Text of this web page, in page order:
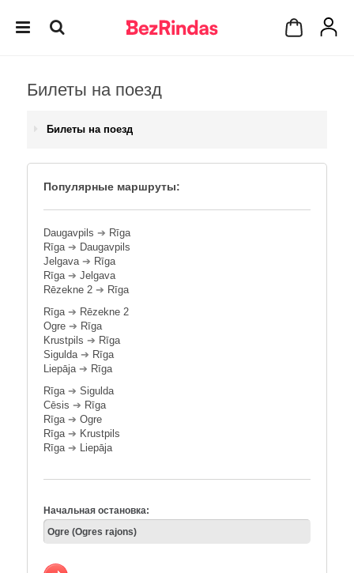
Билеты на поезд
Билеты на поезд
Популярные маршруты:
Daugavpils ➔ Rīga
Rīga➔ Daugavpils
Jelgava➔ Rīga
Rīga➔ Jelgava
Rēzekne 2 ➔ Rīga
Rīga➔ Rēzekne 2
Ogre ➔ Rīga
Krustpils ➔ Rīga
Sigulda➔ Rīga
Liepāja➔ Rīga
Rīga➔ Sigulda
Cēsis ➔ Rīga
Rīga➔ Ogre
Rīga➔ Krustpils
Rīga➔ Liepāja
Начальная остановка: